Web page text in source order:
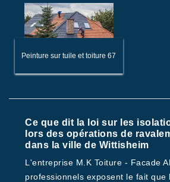
Peinture sur tuile et toiture 67
Ce que dit la loi sur les
lors des opérations de
dans la ville de Wittisheim
L'entreprise M.K Toiture - Facade
professionnels exposent le fait